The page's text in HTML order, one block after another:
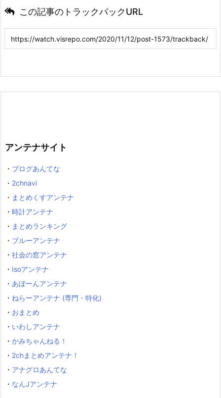
この記事のトラックバックURL
アンテナサイト
・ ブログあんてな
・ 2chnavi
・ まとめくすアンテナ
・ 時計アンテナ
・ まとめランキング
・ ブルーアンテナ
・ 社会の窓アンテナ
・ Isoアンテナ
・ あぼーんアンテナ
・ ねらーアンテナ (専門・特化)
・ おまとめ
・ いわしアンテナ
・ かみちゃんねる！
・ 2chまとめアンテナ！
・ アナグロあんてな
・ なんJアンテナ